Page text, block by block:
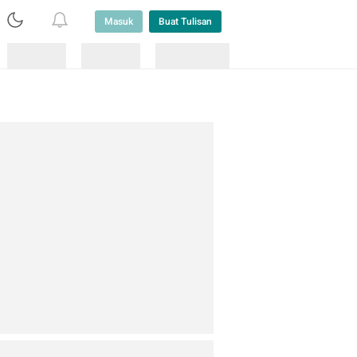
Masuk Buat Tulisan